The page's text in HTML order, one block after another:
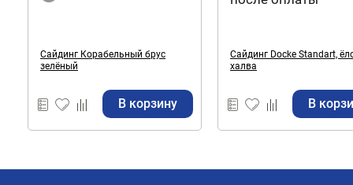
Сайдинг Корабельный брус
зелёный
В корзину
Сайдинг Docke Standart,
халва
В